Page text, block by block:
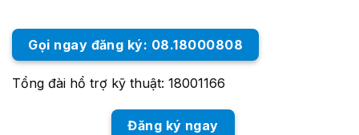
Gọi ngay đăng ký: 08.18000808
Tổng đài hổ trợ kỹ thuật: 18001166
Đăng ký ngay